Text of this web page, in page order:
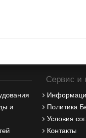
и
Сервис и
Политика
Условия
Контакты